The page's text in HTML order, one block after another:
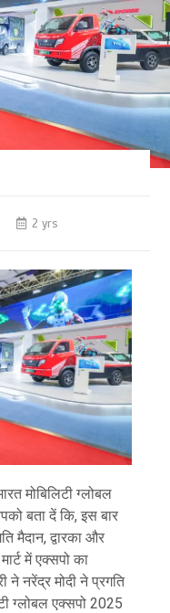
2 yrs
मोबिलिटी ग्लोबल
बता दें कि, इस बार
मैदान, द्वारका और
में एक्सपो का
ने नरेंद्र मोदी ने प्रगति
ग्लोबल एक्सपो 2025